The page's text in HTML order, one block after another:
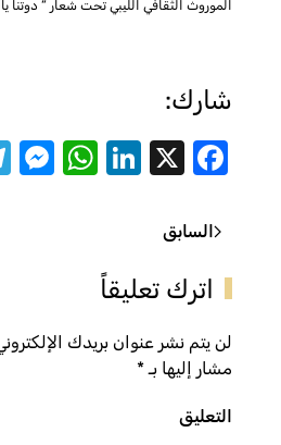
الموروث الثقافي الليبي تحت شعار ” دوتنا
شارك:
Facebook
X
السابق
اترك تعليقاً
لن يتم نشر عنوان بريدك
مشار إليها بـ*
التعليق